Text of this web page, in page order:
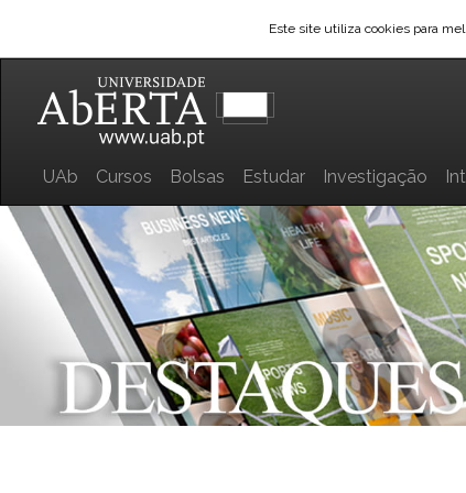
Este site utiliza cookies para
UAb Cursos Bolsas Estudar Investigação